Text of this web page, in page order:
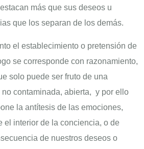
más que sus deseos u
que los separan de los demás.
el establecimiento o pretensión de
se corresponde con razonamiento,
solo puede ser fruto de una
contaminada, abierta, y por ello
la antítesis de las emociones,
el interior de la conciencia, o de
de nuestros deseos o